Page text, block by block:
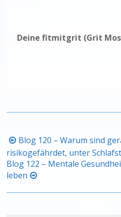
Deine fitmitgrit (Grit
Beitragsnavigation
Blog 120 – Warum sind
risikogefährdet, unter
Blog 122 – Mentale
leben